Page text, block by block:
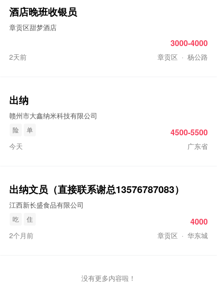
酒店晚班收银员
章贡区甜梦酒店
2天前 章贡区 · 杨公路
3000-4000
出纳
赣州市大鑫纳米科技有限公司
险 单
今天 广东省
4500-5500
出纳文员（直接联系谢总13576787083）
江西新长盛食品有限公司
吃 住
2个月前 章贡区 · 华东城
4000
没有更多内容啦！